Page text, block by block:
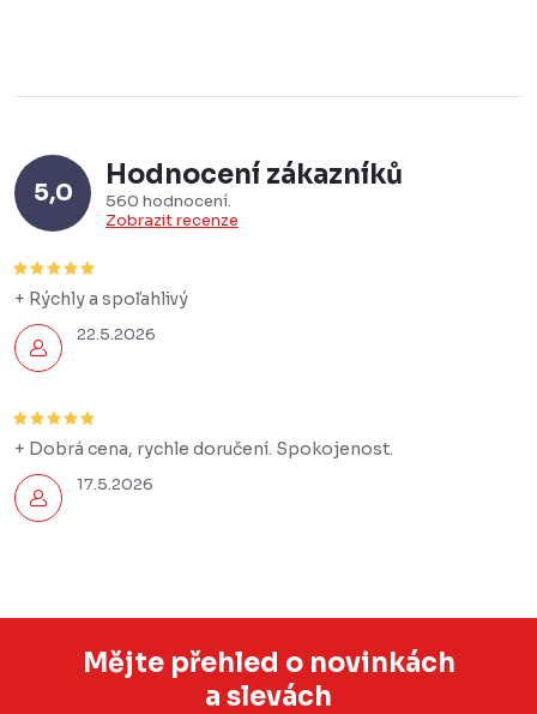
5,0
Hodnocení zákazníků
560 hodnocení
Zobrazit recenze
22.5.2026
+ Rýchly a spoľahlivý
17.5.2026
+ Dobrá cena, rychle doručení. Spokojenost.
Mějte přehled o novinkách
a slevách